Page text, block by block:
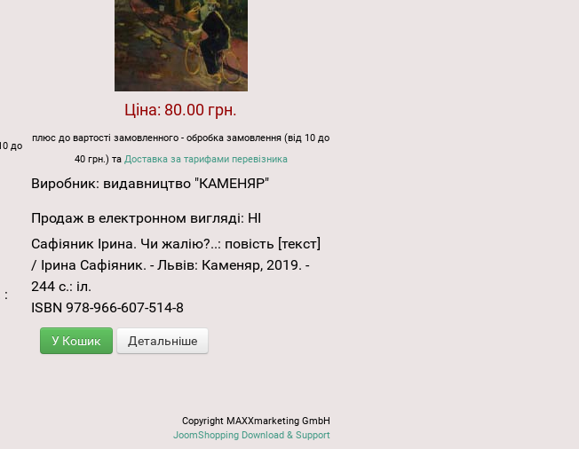
до
:
Ціна: 80.00 грн.
плюс до вартості замовленного - обробка замовлення (від 10 до
40 грн.) та Доставка за тарифами перевізника
Виробник: видавництво "КАМЕНЯР"
Продаж в електронном вигляді: НІ
Сафіяник Ірина. Чи жалію?..: повість [текст]
/ Ірина Сафіяник. - Львів: Каменяр, 2019. -
244 с.: іл.
ISBN 978-966-607-514-8
У Кошик Детальніше
Copyright MAXXmarketing GmbH
JoomShopping Download & Support